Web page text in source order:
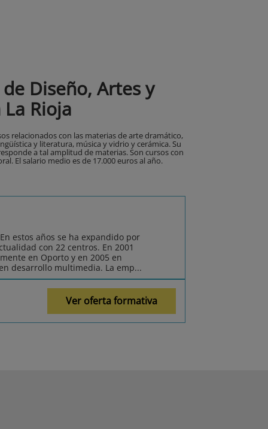
Diseño, Artes y
Rioja
relacionados con las materias de arte dramático,
y literatura, música y vidrio y cerámica. Su
a tal amplitud de materias. Son cursos con
El salario medio es de 17.000 euros al año.
estos años se ha expandido por
con 22 centros. En 2001
en Oporto y en 2005 en
desarrollo multimedia. La emp...
Ver oferta formativa